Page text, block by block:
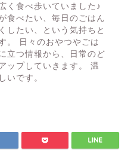
く食べ歩いていました♪
食べたい、毎日のごはん
したい、という気持ちと
。 日々のおやつやごは
立つ情報から、日常のど
ップしていきます。 温
いです。